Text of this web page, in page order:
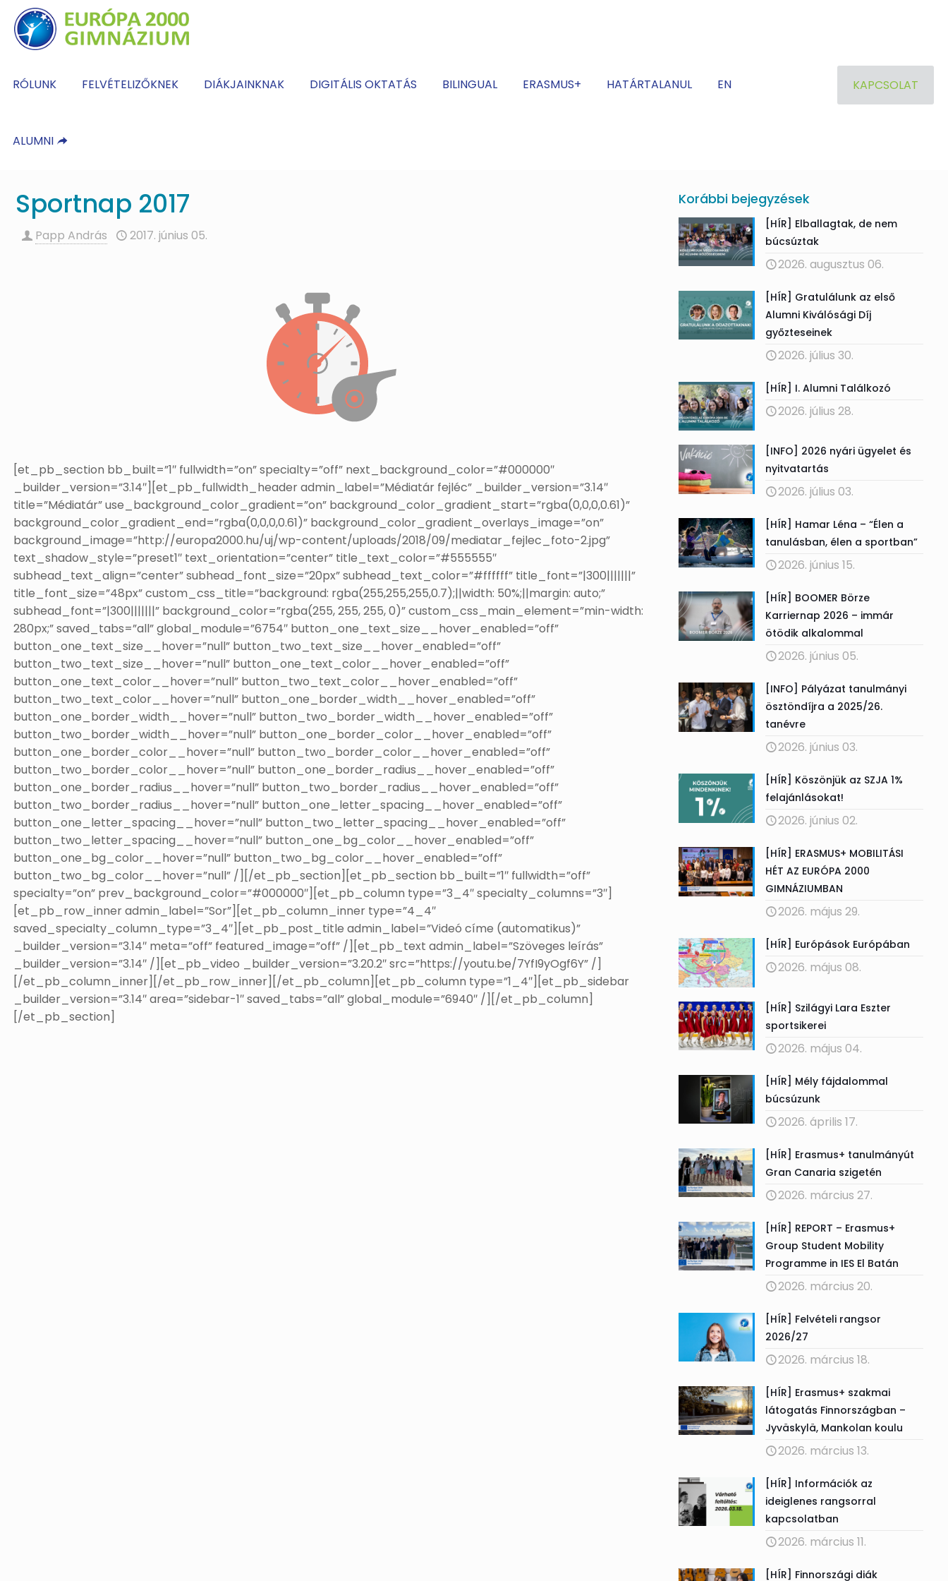
RÓLUNK FELVÉTELIZŐKNEK DIÁKJAINKNAK DIGITÁLIS OKTATÁS BILINGUAL ERASMUS+ HATÁRTALANUL EN
ALUMNI
KAPCSOLAT
Sportnap 2017
Papp András 2017. június 05.
[et_pb_section bb_built=”1″ fullwidth=”on” specialty=”off” next_background_color=”#000000″
_builder_version=”3.14″][et_pb_fullwidth_header admin_label=”Médiatár fejléc” _builder_version=”3.14″
title=”Médiatár” use_background_color_gradient=”on” background_color_gradient_start=”rgba(0,0,0,0.61)”
background_color_gradient_end=”rgba(0,0,0,0.61)” background_color_gradient_overlays_image=”on”
background_image=”http://europa2000.hu/uj/wp-content/uploads/2018/09/mediatar_fejlec_foto-2.jpg”
text_shadow_style=”preset1″ text_orientation=”center” title_text_color=”#555555″
subhead_text_align=”center” subhead_font_size=”20px” subhead_text_color=”#ffffff” title_font=”|300|||||||”
title_font_size=”48px” custom_css_title=”background: rgba(255,255,255,0.7);||width: 50%;||margin: auto;”
subhead_font=”|300|||||||” background_color=”rgba(255, 255, 255, 0)” custom_css_main_element=”min-width:
280px;” saved_tabs=”all” global_module=”6754″ button_one_text_size__hover_enabled=”off”
button_one_text_size__hover=”null” button_two_text_size__hover_enabled=”off”
button_two_text_size__hover=”null” button_one_text_color__hover_enabled=”off”
button_one_text_color__hover=”null” button_two_text_color__hover_enabled=”off”
button_two_text_color__hover=”null” button_one_border_width__hover_enabled=”off”
button_one_border_width__hover=”null” button_two_border_width__hover_enabled=”off”
button_two_border_width__hover=”null” button_one_border_color__hover_enabled=”off”
button_one_border_color__hover=”null” button_two_border_color__hover_enabled=”off”
button_two_border_color__hover=”null” button_one_border_radius__hover_enabled=”off”
button_one_border_radius__hover=”null” button_two_border_radius__hover_enabled=”off”
button_two_border_radius__hover=”null” button_one_letter_spacing__hover_enabled=”off”
button_one_letter_spacing__hover=”null” button_two_letter_spacing__hover_enabled=”off”
button_two_letter_spacing__hover=”null” button_one_bg_color__hover_enabled=”off”
button_one_bg_color__hover=”null” button_two_bg_color__hover_enabled=”off”
button_two_bg_color__hover=”null” /][/et_pb_section][et_pb_section bb_built=”1″ fullwidth=”off”
specialty=”on” prev_background_color=”#000000″][et_pb_column type=”3_4″ specialty_columns=”3″]
[et_pb_row_inner admin_label=”Sor”][et_pb_column_inner type=”4_4″
saved_specialty_column_type=”3_4″][et_pb_post_title admin_label=”Videó címe (automatikus)”
_builder_version=”3.14″ meta=”off” featured_image=”off” /][et_pb_text admin_label=”Szöveges leírás”
_builder_version=”3.14″ /][et_pb_video _builder_version=”3.20.2″ src=”https://youtu.be/7YfI9yOgf6Y” /]
[/et_pb_column_inner][/et_pb_row_inner][/et_pb_column][et_pb_column type=”1_4″][et_pb_sidebar
_builder_version=”3.14″ area=”sidebar-1″ saved_tabs=”all” global_module=”6940″ /][/et_pb_column]
[/et_pb_section]
Korábbi bejegyzések
[HÍR] Elballagtak, de nem
búcsúztak
2026. augusztus 06.
[HÍR] Gratulálunk az első
Alumni Kiválósági Díj
győzteseinek
2026. július 30.
[HÍR] I. Alumni Találkozó
2026. július 28.
[INFO] 2026 nyári ügyelet és
nyitvatartás
2026. július 03.
[HÍR] Hamar Léna – “Élen a
tanulásban, élen a sportban”
2026. június 15.
[HÍR] BOOMER Börze
Karriernap 2026 – immár
ötödik alkalommal
2026. június 05.
[INFO] Pályázat tanulmányi
ösztöndíjra a 2025/26.
tanévre
2026. június 03.
[HÍR] Köszönjük az SZJA 1%
felajánlásokat!
2026. június 02.
[HÍR] ERASMUS+ MOBILITÁSI
HÉT AZ EURÓPA 2000
GIMNÁZIUMBAN
2026. május 29.
[HÍR] Európások Európában
2026. május 08.
[HÍR] Szilágyi Lara Eszter
sportsikerei
2026. május 04.
[HÍR] Mély fájdalommal
búcsúzunk
2026. április 17.
[HÍR] Erasmus+ tanulmányút
Gran Canaria szigetén
2026. március 27.
[HÍR] REPORT – Erasmus+
Group Student Mobility
Programme in IES El Batán
2026. március 20.
[HÍR] Felvételi rangsor
2026/27
2026. március 18.
[HÍR] Erasmus+ szakmai
látogatás Finnországban –
Jyväskylä, Mankolan koulu
2026. március 13.
[HÍR] Információk az
ideiglenes rangsorral
kapcsolatban
2026. március 11.
[HÍR] Finnországi diák